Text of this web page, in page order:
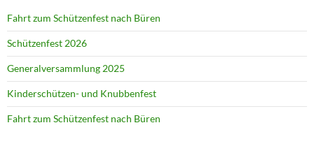
Fahrt zum Schützenfest nach Büren
Schützenfest 2026
Generalversammlung 2025
Kinderschützen- und Knubbenfest
Fahrt zum Schützenfest nach Büren